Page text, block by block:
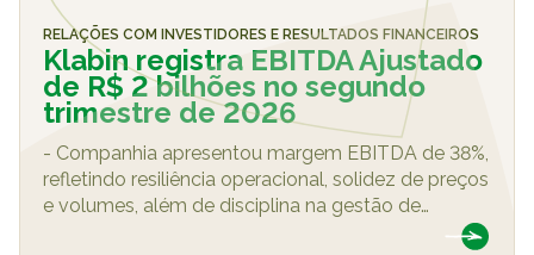
Parque
VER A LISTA COMPLETA
RELAÇÕES COM INVESTIDORES E RESULTADOS FINANCEIROS
Klabin registra EBITDA Ajustado
de R$ 2 bilhões no segundo
trimestre de 2026
- Companhia apresentou margem EBITDA de 38%,
refletindo resiliência operacional, solidez de preços
e volumes, além de disciplina na gestão de…